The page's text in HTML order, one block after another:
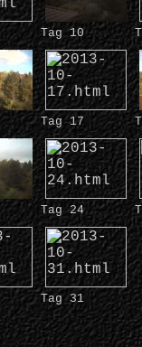
Tag 10
Tag 17
Tag 24
Tag 31